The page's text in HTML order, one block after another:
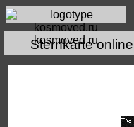
kosmoved.ru
Sternkarte online